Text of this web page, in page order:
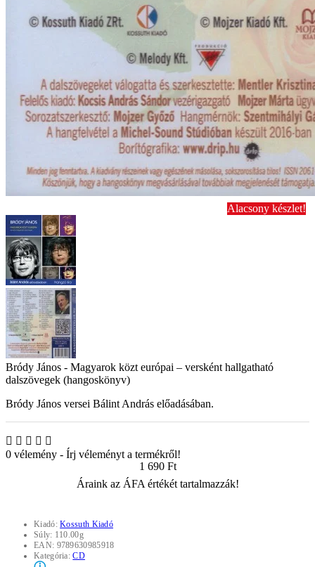
Alacsony készlet!
Bródy János - Magyarok közt európai – versként hallgatható
dalszövegek (hangoskönyv)
Bródy János versei Bálint András előadásában.
0 vélemény - Írj véleményt a termékről!
1 690 Ft
Áraink az ÁFA értékét tartalmazzák!
Kiadó:Kossuth Kiadó
Súly: 110.00g
EAN: 9789630985918
Kategória:CD